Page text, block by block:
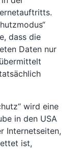
dass die
Daten nur
wird eine
in den USA
Internetseiten,
ist,